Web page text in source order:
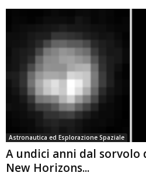
Astronautica ed Esplorazione Spaziale
A undici anni dal sorvolo
New Horizons...